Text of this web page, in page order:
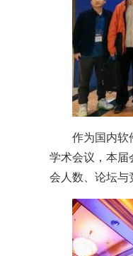
作为国内软
学术会议，本届
会人数、论坛与